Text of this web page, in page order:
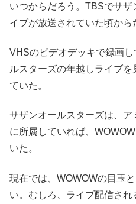
いつからだろう。TBSでサ
イブが放送されていた頃から
VHSのビデオデッキで録画
ルスターズの年越しライブ
ていた。
サザンオールスターズは、
に所属していれば、
いた。
現在では、WOWOWの目玉
い。むしろ、ライブ配信され